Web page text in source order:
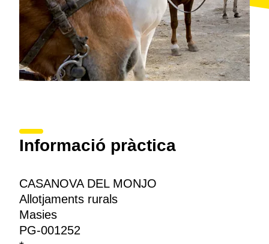
Informació pràctica
CASANOVA DEL MONJO
Allotjaments rurals
Masies
PG-001252